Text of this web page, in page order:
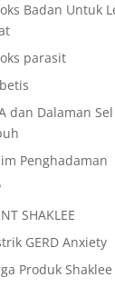
Badan Untuk
parasit
dan Dalaman Sel
Penghadaman
SHAKLEE
GERD Anxiety
Produk Shaklee